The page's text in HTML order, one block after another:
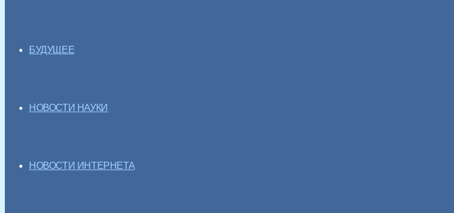
БУДУЩЕЕ
НОВОСТИ НАУКИ
НОВОСТИ ИНТЕРНЕТА